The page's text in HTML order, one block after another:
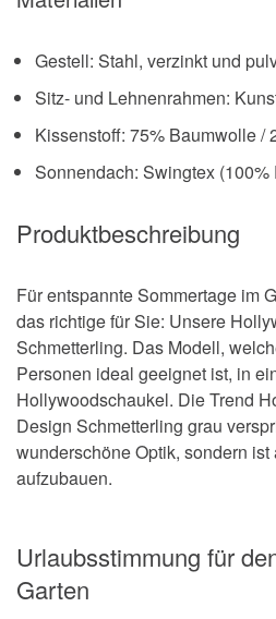
Gestell: Stahl, verzinkt und
Sitz- und Lehnenrahmen:
Kissenstoff: 75% Baumwolle /
Sonnendach: Swingtex
Produktbeschreibung
Für entspannte Sommertage im
das richtige für Sie: Unsere
Schmetterling. Das Modell,
Personen ideal geeignet ist, in
Hollywoodschaukel. Die Trend
Design Schmetterling grau
wunderschöne Optik, sondern
aufzubauen.
Urlaubsstimmung für
Garten